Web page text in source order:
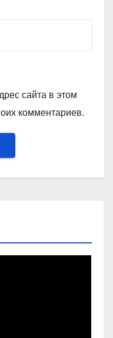
сайта в этом
комментариев.